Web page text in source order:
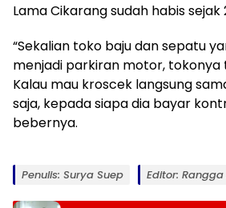
Lama Cikarang sudah habis sejak
“Sekalian toko baju dan sepatu
menjadi parkiran motor, tokonya
Kalau mau kroscek langsung
saja, kepada siapa dia bayar
bebernya.
Penulis: Surya Suep Editor: Rangga